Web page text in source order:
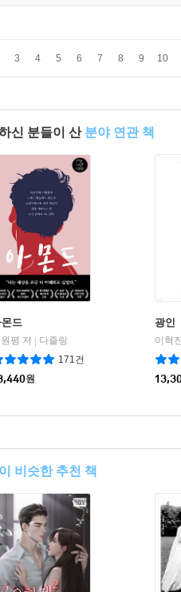
3 4 5 6 7 8 9 10
신 분들이 산 분야 연관 책
몬드
평 저 | 다즐링
171건
원
광인
이혁
비슷한 추천 책